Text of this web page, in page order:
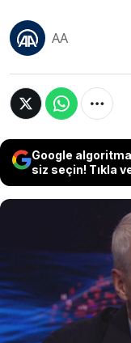
AA
Google
siz seçin! Tıkla
İngiliz
Talk'